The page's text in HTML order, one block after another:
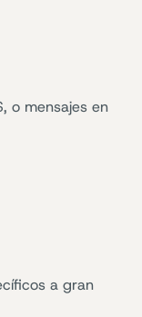
o mensajes en
a gran